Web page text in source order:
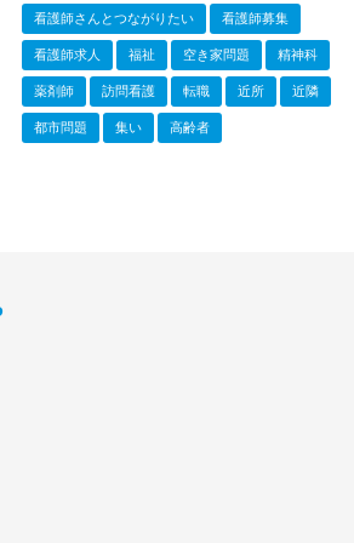
看護師さんとつながりたい 看護師募集
看護師求人 福祉 空き家問題 精神科
薬剤師 訪問看護 転職 近所 近隣
都市問題 集い 高齢者